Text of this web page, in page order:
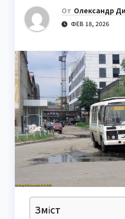
От Олександр
ФЕВ 18, 2026
Зміст